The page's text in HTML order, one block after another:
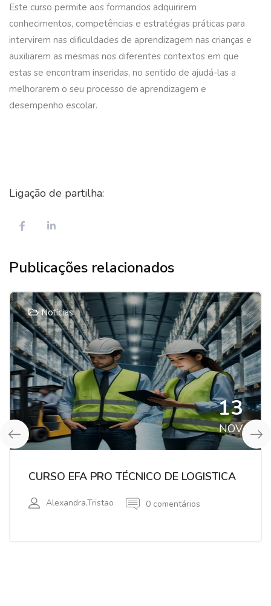
Este curso permite aos formandos adquirirem
conhecimentos, competências e estratégias práticas para
intervirem nas dificuldades de aprendizagem nas crianças e
auxiliarem as mesmas nos diferentes contextos em que
estas se encontram inseridas, no sentido de ajudá-las a
melhorarem o seu processo de aprendizagem e
desempenho escolar.
Ligação de partilha:
Publicações relacionados
Notícias
13
NOV
CURSO EFA PRO TÉCNICO DE LOGISTICA
Alexandra.tristao 0 comentários